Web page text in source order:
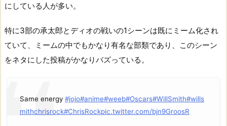
にしている人が多い。
特に3部の承太郎とディオの戦いの1シーンは既にミーム化され
ていて、ミームの中でもかなり有名な部類であり、このシーン
をネタにした投稿がかなりバズっている。
Same energy #jojo#anime#weeb#Oscars#WillSmith#wills
mithchrisrock#ChrisRockpic.twitter.com/bjn9GroosR